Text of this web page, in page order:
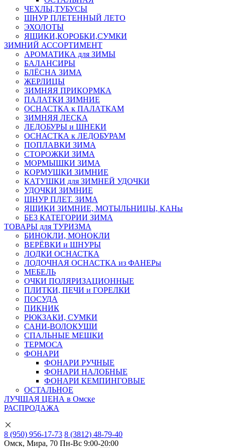
ЧЕХЛЫ,ТУБУСЫ
ШНУР ПЛЕТЕННЫЙ ЛЕТО
ЭХОЛОТЫ
ЯЩИКИ,КОРОБКИ,СУМКИ
ЗИМНИЙ АССОРТИМЕНТ
АРОМАТИКА для ЗИМЫ
БАЛАНСИРЫ
БЛЁСНА ЗИМА
ЖЕРЛИЦЫ
ЗИМНЯЯ ПРИКОРМКА
ПАЛАТКИ ЗИМНИЕ
ОСНАСТКА к ПАЛАТКАМ
ЗИМНЯЯ ЛЕСКА
ЛЕДОБУРЫ и ШНЕКИ
ОСНАСТКА к ЛЕДОБУРАМ
ПОПЛАВКИ ЗИМА
СТОРОЖКИ ЗИМА
МОРМЫШКИ ЗИМА
КОРМУШКИ ЗИМНИЕ
КАТУШКИ для ЗИМНЕЙ УДОЧКИ
УДОЧКИ ЗИМНИЕ
ШНУР ПЛЕТ. ЗИМА
ЯЩИКИ ЗИМНИЕ, МОТЫЛЬНИЦЫ, КАНы
БЕЗ КАТЕГОРИИ ЗИМА
ТОВАРЫ для ТУРИЗМА
БИНОКЛИ, МОНОКЛИ
ВЕРЁВКИ и ШНУРЫ
ЛОДКИ ОСНАСТКА
ЛОДОЧНАЯ ОСНАСТКА из ФАНЕРы
МЕБЕЛЬ
ОЧКИ ПОЛЯРИЗАЦИОННЫЕ
ПЛИТКИ, ПЕЧИ и ГОРЕЛКИ
ПОСУДА
ПИКНИК
РЮКЗАКИ, СУМКИ
САНИ-ВОЛОКУШИ
СПАЛЬНЫЕ МЕШКИ
ТЕРМОСА
ФОНАРИ
ФОНАРИ РУЧНЫЕ
ФОНАРИ НАЛОБНЫЕ
ФОНАРИ КЕМПИНГОВЫЕ
ОСТАЛЬНОЕ
ЛУЧШАЯ ЦЕНА в Омске
РАСПРОДАЖА
8 (950) 956-17-73 8 (3812) 48-79-40
Омск, Мира, 70 Пн-Вс 9:00-20:00